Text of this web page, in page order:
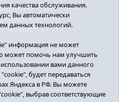
СПОРТ
ХОЗЯЙСТВО
Главный редактор:
Учредитель:
вестник». E-mail:
Регистрационный
66939 от 25.08.2016 г.
службой по надзору в
качества обслуживания.
Вы автоматически
данных технологий.
информация не может
может помочь нам улучшить
вами данного
будет передаваться
Яндекса в РФ. Вы можете
выбрав соответствующие